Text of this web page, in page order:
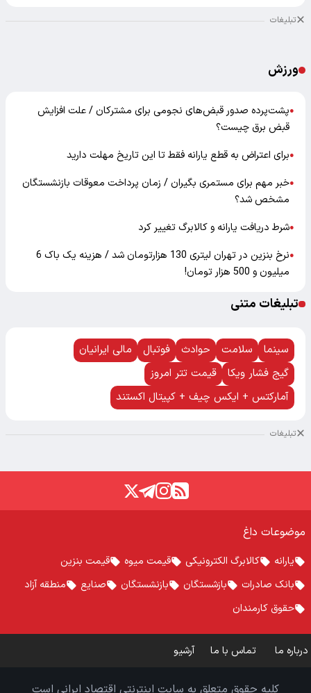
تبلیغات
ورزش
●پشت‌پرده صدور قبض‌های نجومی برای مشترکان / علت افزایش
قبض برق چیست؟
●برای اعتراض به قطع یارانه فقط تا این تاریخ مهلت دارید
●خبر مهم برای مستمری بگیران / زمان پرداخت معوقات بازنشستگان
مشخص شد؟
●شرط دریافت یارانه و کالابرگ تغییر کرد
●
نرخ بنزین در تهران لیتری 130 هزارتومان شد / هزینه یک باک 6
میلیون و 500 هزار تومان!
تبلیغات متنی
سینما سلامت حوادث فوتبال
مالی ایرانیان
گیج فشار ویکا
قیمت تتر امروز
آمارکتس + ایکس چیف + کپیتال اکستند
تبلیغات
موضوعات داغ
یارانه کالابرگ الکترونیکی قیمت میوه
قیمت بنزین
بانک صادرات
بازشستگان بازنشستگان صنایع
منطقه آزاد
حقوق کارمندان
درباره ما تماس با ما آرشیو
کلیه حقوق متعلق به سایت اینترنتی اقتصاد ایرانی است